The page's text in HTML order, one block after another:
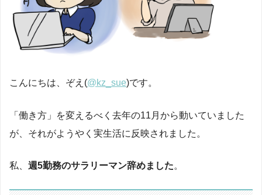
こんにちは、ぞえ(@kz_sue)です。
「働き方」を変えるべく去年の11月から動いていました
が、それがようやく実生活に反映されました。
私、 週5勤務のサラリーマン辞めました。